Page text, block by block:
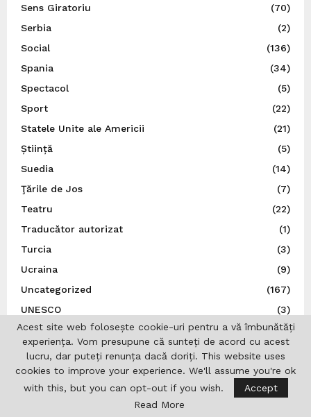
Sens Giratoriu
(70)
Serbia
(2)
Social
(136)
Spania
(34)
Spectacol
(5)
Sport
(22)
Statele Unite ale Americii
(21)
Știință
(5)
Suedia
(14)
Ţările de Jos
(7)
Teatru
(22)
Traducător autorizat
(1)
Turcia
(3)
Ucraina
(9)
Uncategorized
(167)
UNESCO
(3)
Ungaria
(10)
Uniunea Europeană
Uniunea Ziariștilor Profesioniști din România
(37)
Acest site web folosește cookie-uri pentru a vă îmbunătăți
experiența. Vom presupune că sunteți de acord cu acest
lucru, dar puteți renunța dacă doriți. This website uses
cookies to improve your experience. We'll assume you're ok
with this, but you can opt-out if you wish.
Accept
Read More